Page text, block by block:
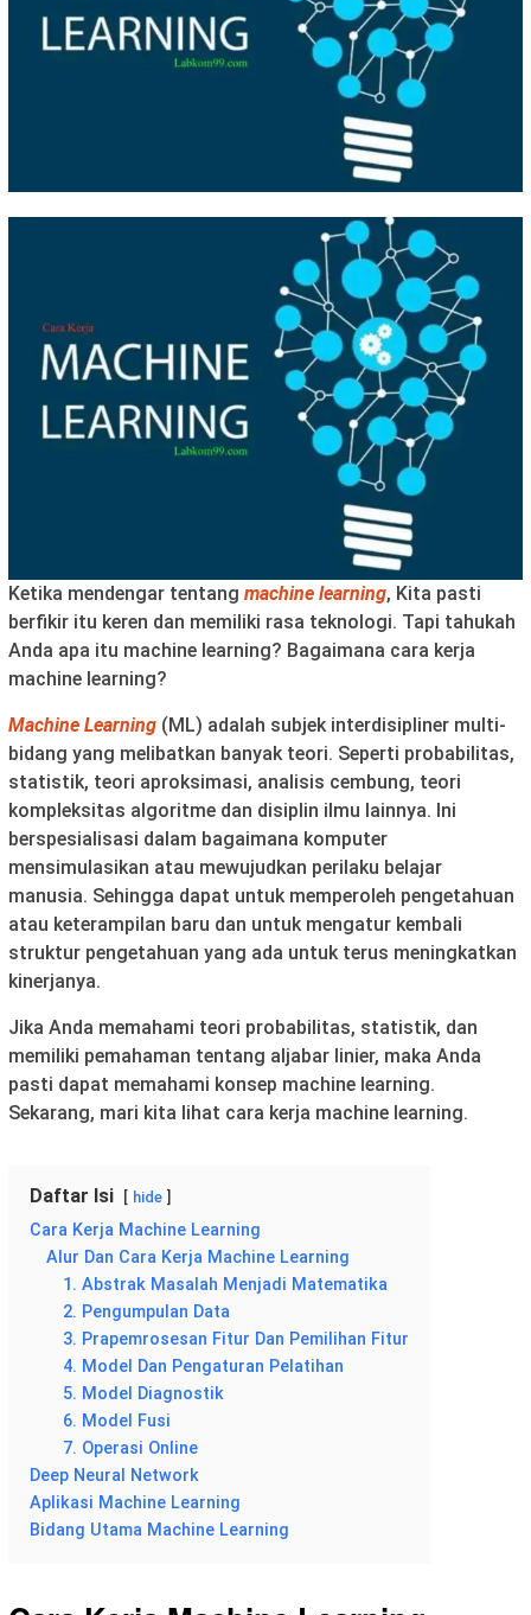
Ketika mendengar tentang machine learning, Kita pasti
berfikir itu keren dan memiliki rasa teknologi. Tapi tahukah
Anda apa itu machine learning? Bagaimana cara kerja
machine learning?
Machine Learning (ML) adalah subjek interdisipliner multi-
bidang yang melibatkan banyak teori. Seperti probabilitas,
statistik, teori aproksimasi, analisis cembung, teori
kompleksitas algoritme dan disiplin ilmu lainnya. Ini
berspesialisasi dalam bagaimana komputer
mensimulasikan atau mewujudkan perilaku belajar
manusia. Sehingga dapat untuk memperoleh pengetahuan
atau keterampilan baru dan untuk mengatur kembali
struktur pengetahuan yang ada untuk terus meningkatkan
kinerjanya.
Jika Anda memahami teori probabilitas, statistik, dan
memiliki pemahaman tentang aljabar linier, maka Anda
pasti dapat memahami konsep machine learning.
Sekarang, mari kita lihat cara kerja machine learning.
Daftar Isi hide
Cara Kerja Machine Learning
Alur Dan Cara Kerja Machine Learning
1. Abstrak Masalah Menjadi Matematika
2. Pengumpulan Data
3. Prapemrosesan Fitur Dan Pemilihan Fitur
4. Model Dan Pengaturan Pelatihan
5. Model Diagnostik
6. Model Fusi
7. Operasi Online
Deep Neural Network
Aplikasi Machine Learning
Bidang Utama Machine Learning